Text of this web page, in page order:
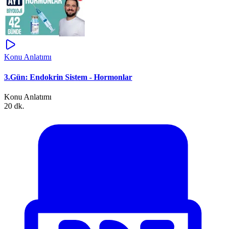
Konu Anlatımı
3.Gün: Endokrin Sistem - Hormonlar
Konu Anlatımı
20 dk.